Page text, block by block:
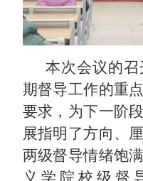
本次会议的
期督导工作的重
要求，为下一阶
展指明了方向、
两级督导情绪饱
义学院校级督